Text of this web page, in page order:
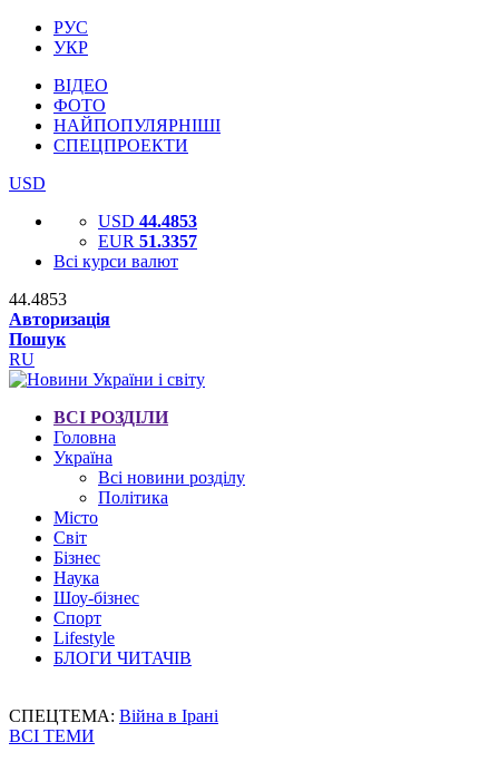
РУС
УКР
ВІДЕО
ФОТО
НАЙПОПУЛЯРНІШІ
СПЕЦПРОЕКТИ
USD
USD 44.4853
EUR 51.3357
Всі курси валют
44.4853
Авторизація
Пошук
RU
ВСІ РОЗДІЛИ
Головна
Україна
Всі новини розділу
Політика
Місто
Світ
Бізнес
Наука
Шоу-бізнес
Спорт
Lifestyle
БЛОГИ ЧИТАЧІВ
СПЕЦТЕМА: Війна в Ірані
ВСІ ТЕМИ